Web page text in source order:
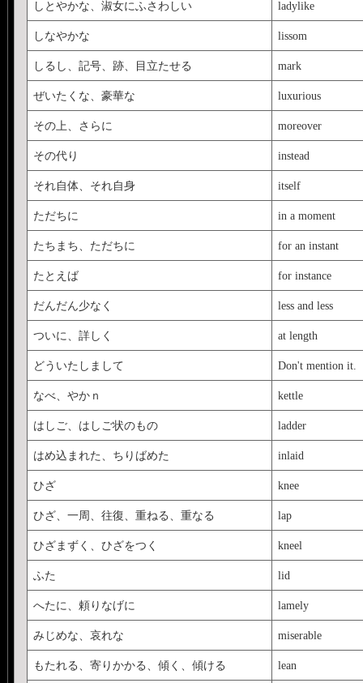
しとやかな、淑女にふさわしい ladylike
しなやかな lissom
しるし、記号、跡、目立たせる mark
ぜいたくな、豪華な luxurious
その上、さらに moreover
その代り instead
それ自体、それ自身 itself
ただちに in a moment
たちまち、ただちに for an instant
たとえば for instance
だんだん少なく less and less
ついに、詳しく at length
どういたしまして Don't mention it.
なべ、やかｎ kettle
はしご、はしご状のもの ladder
はめ込まれた、ちりばめた inlaid
ひざ knee
ひざ、一周、往復、重ねる、重なる lap
ひざまずく、ひざをつく kneel
ふた lid
へたに、頼りなげに lamely
みじめな、哀れな miserable
もたれる、寄りかかる、傾く、傾ける lean